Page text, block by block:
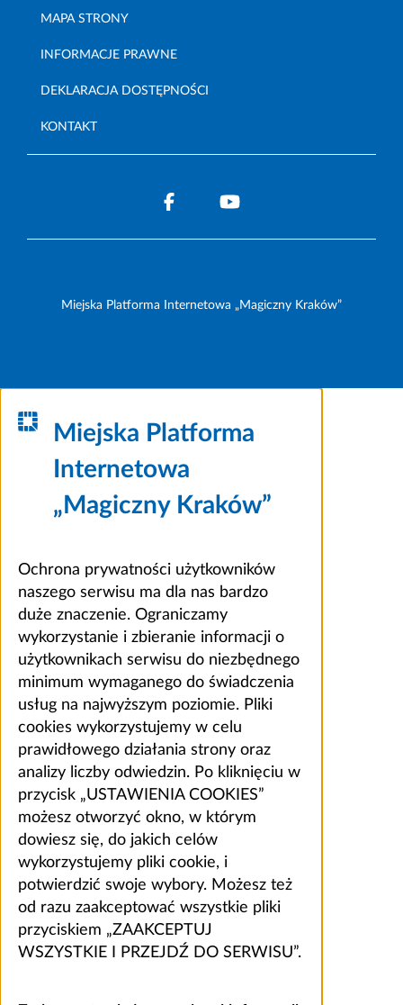
MAPA STRONY
INFORMACJE PRAWNE
DEKLARACJA DOSTĘPNOŚCI
KONTAKT
Miejska Platforma Internetowa „Magiczny Kraków”
Miejska Platforma
Internetowa
„Magiczny Kraków”
Ochrona prywatności użytkowników
naszego serwisu ma dla nas bardzo
duże znaczenie. Ograniczamy
wykorzystanie i zbieranie informacji o
użytkownikach serwisu do niezbędnego
minimum wymaganego do świadczenia
usług na najwyższym poziomie. Pliki
cookies wykorzystujemy w celu
prawidłowego działania strony oraz
analizy liczby odwiedzin. Po kliknięciu w
przycisk „USTAWIENIA COOKIES”
możesz otworzyć okno, w którym
dowiesz się, do jakich celów
wykorzystujemy pliki cookie, i
potwierdzić swoje wybory. Możesz też
od razu zaakceptować wszystkie pliki
przyciskiem „ZAAKCEPTUJ
WSZYSTKIE I PRZEJDŹ DO SERWISU”.